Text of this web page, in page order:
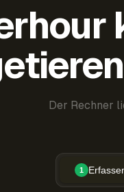
Der Rechner
1